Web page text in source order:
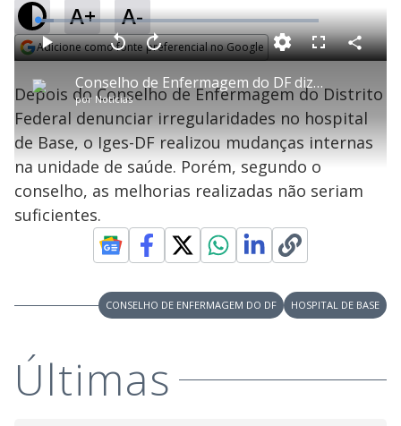
A+ A-
Adicione como fonte preferencial no Google
P
l
a
y
V
Conselho de Enfermagem do DF diz que melhorias no Hospital de Base são insuficientes
por Notícias
P V
l
a
r
0
e
g
n
d
s
A
n
ç
a
1
s
e
u
n
o
s
L
o
a
d
e
5
.
6
9
%
F
l
e
n
C
o
a
r
i
l
a
Depois do Conselho de Enfermagem do Distrito
Federal denunciar irregularidades no hospital
de Base, o Iges-DF realizou mudanças internas
na unidade de saúde. Porém, segundo o
conselho, as melhorias realizadas não seriam
suficientes.
CONSELHO DE ENFERMAGEM DO DF HOSPITAL DE BASE
Últimas